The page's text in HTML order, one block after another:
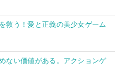
救う！愛と正義の美少女ゲーム
ない価値がある。アクションゲ